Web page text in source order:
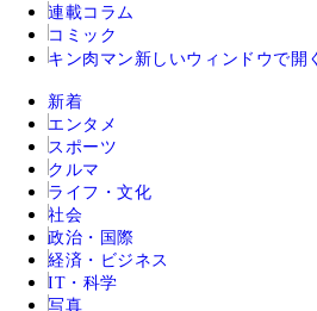
連載コラム
コミック
キン肉マン 新しいウィンドウで開く
新着
エンタメ
スポーツ
クルマ
ライフ・文化
社会
政治・国際
経済・ビジネス
IT・科学
写真